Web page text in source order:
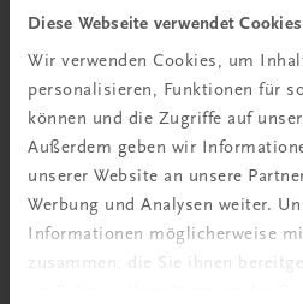
Diese Webseite verwendet Cookies
Wir verwenden Cookies, um
personalisieren, Funktionen für
können und die Zugriffe auf
Außerdem geben wir
unserer Website an unsere
Werbung und Analysen weiter.
Informationen möglicherweise
zusammen, die Sie ihnen
Hygiene Basics
Hygiene leicht gemacht – sicher,